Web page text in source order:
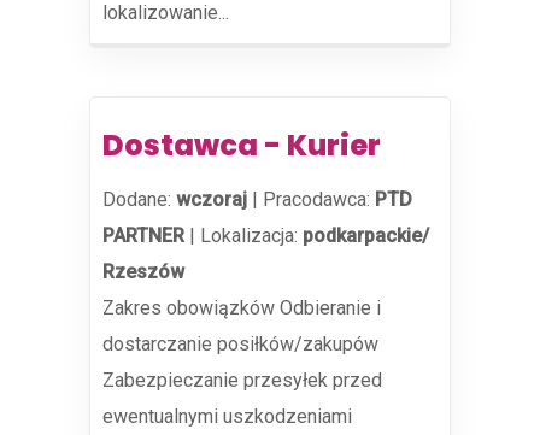
lokalizowanie...
Dostawca - Kurier
Dodane: wczoraj | Pracodawca: PTD
PARTNER | Lokalizacja: podkarpackie/
Rzeszów
Zakres obowiązków Odbieranie i
dostarczanie posiłków/zakupów
Zabezpieczanie przesyłek przed
ewentualnymi uszkodzeniami